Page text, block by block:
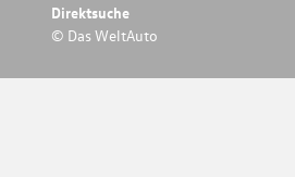
Direktsuche
© Das WeltAuto